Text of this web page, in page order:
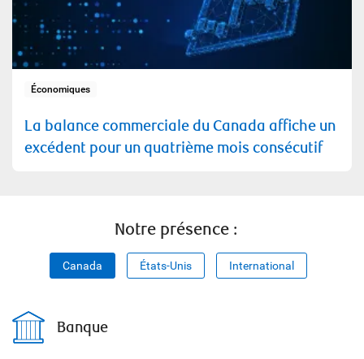
Économiques
La balance commerciale du Canada affiche un
excédent pour un quatrième mois consécutif
Notre présence :
Canada États-Unis International
Banque